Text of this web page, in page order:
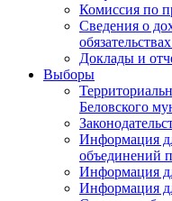
Комиссия по
Сведения о
Доклады и
Выборы
Беловского
Информация
объединений
Информация
Информация